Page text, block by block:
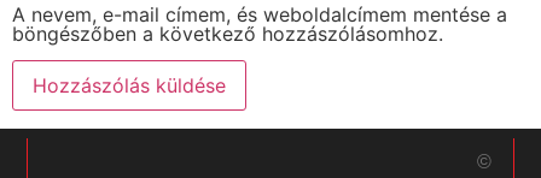
A nevem, e-mail címem, és weboldalcímem mentése a
böngészőben a következő hozzászólásomhoz.
©